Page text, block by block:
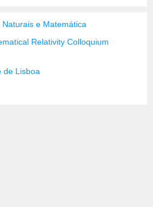
Naturais e Matemática
Relativity Colloquium
de Lisboa